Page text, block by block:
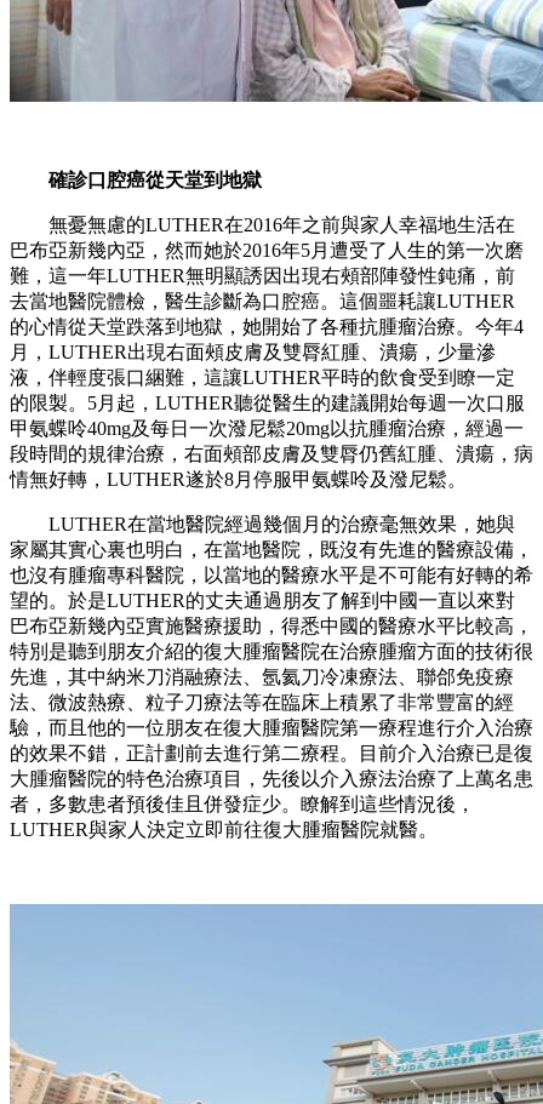
確診口腔癌從天堂到地獄
無憂無慮的LUTHER在2016年之前與家人幸福地生活在
巴布亞新幾內亞，然而她於2016年5月遭受了人生的第一次磨
難，這一年LUTHER無明顯誘因出現右頰部陣發性鈍痛，前
去當地醫院體檢，醫生診斷為口腔癌。這個噩耗讓LUTHER
的心情從天堂跌落到地獄，她開始了各種抗腫瘤治療。今年4
月，LUTHER出現右面頰皮膚及雙脣紅腫、潰瘍，少量滲
液，伴輕度張口綑難，這讓LUTHER平時的飲食受到瞭一定
的限製。5月起，LUTHER聽從醫生的建議開始每週一次口服
甲氨蝶呤40mg及每日一次潑尼鬆20mg以抗腫瘤治療，經過一
段時間的規律治療，右面頰部皮膚及雙脣仍舊紅腫、潰瘍，病
情無好轉，LUTHER遂於8月停服甲氨蝶呤及潑尼鬆。
LUTHER在當地醫院經過幾個月的治療毫無效果，她與
家屬其實心裏也明白，在當地醫院，既沒有先進的醫療設備，
也沒有腫瘤專科醫院，以當地的醫療水平是不可能有好轉的希
望的。於是LUTHER的丈夫通過朋友了解到中國一直以來對
巴布亞新幾內亞實施醫療援助，得悉中國的醫療水平比較高，
特別是聽到朋友介紹的復大腫瘤醫院在治療腫瘤方面的技術很
先進，其中納米刀消融療法、氬氦刀冷凍療法、聯郃免疫療
法、微波熱療、粒子刀療法等在臨床上積累了非常豐富的經
驗，而且他的一位朋友在復大腫瘤醫院第一療程進行介入治療
的效果不錯，正計劃前去進行第二療程。目前介入治療已是復
大腫瘤醫院的特色治療項目，先後以介入療法治療了上萬名患
者，多數患者預後佳且併發症少。瞭解到這些情況後，
LUTHER與家人決定立即前往復大腫瘤醫院就醫。